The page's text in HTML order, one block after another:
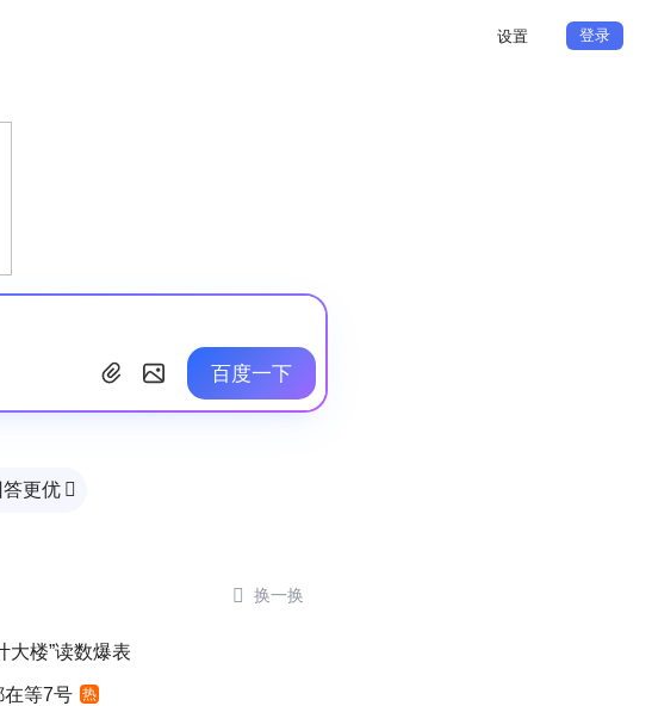
设置 登录
百度一下
更优 
 换一换
大楼”读数爆表
在等7号 热